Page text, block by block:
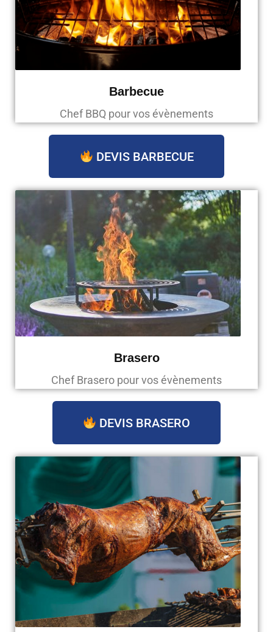
Barbecue
Chef BBQ pour vos évènements
DEVIS BARBECUE
Brasero
Chef Brasero pour vos évènements
DEVIS BRASERO